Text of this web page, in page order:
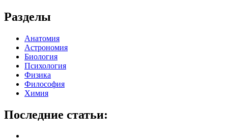
Разделы
Анатомия
Астрономия
Биология
Психология
Физика
Философия
Химия
Последние статьи: